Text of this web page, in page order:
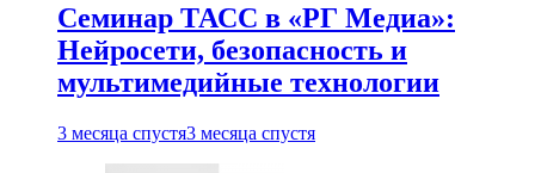
Семинар ТАСС в «РГ Медиа»:
Нейросети, безопасность и
мультимедийные технологии
3 месяца спустя3 месяца спустя